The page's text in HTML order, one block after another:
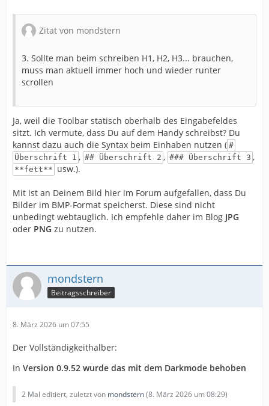
Zitat von mondstern
3. Sollte man beim schreiben H1, H2, H3... brauchen,
muss man aktuell immer hoch und wieder runter
scrollen
Ja, weil die Toolbar statisch oberhalb des Eingabefeldes
sitzt. Ich vermute, dass Du auf dem Handy schreibst? Du
kannst dazu auch die Syntax beim Einhaben nutzen ( #
Überschrift 1 , ## Überschrift 2 , ### Überschrift 3 ,
**fett** usw.).
Mit ist an Deinem Bild hier im Forum aufgefallen, dass Du
Bilder im BMP-Format speicherst. Diese sind nicht
unbedingt webtauglich. Ich empfehle daher im Blog JPG
oder PNG zu nutzen.
mondstern
Beitragsschreiber
8. März 2026 um 07:55
Der Vollständigkeithalber:
In Version 0.9.52 wurde das mit dem Darkmode behoben
2 Mal editiert, zuletzt von mondstern(8. März 2026 um 08:29)